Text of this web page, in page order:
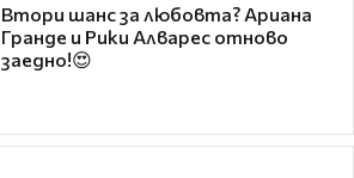
Втори шанс за любовта? Ариана
Гранде и Рики Алварес отново
заедно!😍